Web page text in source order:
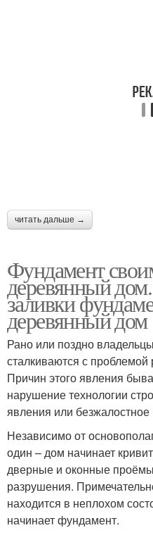
читать дальше →
Фундамент
деревянный
заливки
деревянный дом
Рано или поздно
сталкиваются с
Причин этого явления
нарушение технологии
явления или
Независимо от
один – дом начинает
дверные и оконные
разрушения.
находится в неплохом
начинает фундамент.